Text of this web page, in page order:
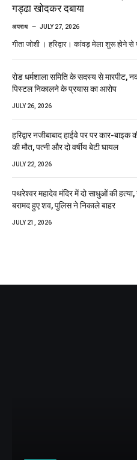
गड्ढा खोदकर दबाया
अपराध JULY 27, 2026
गीता जोशी । हरिद्वार। कांवड़ मेला शुरू
रोड धर्मशाला समिति के सदस्य से मारपीट,
पिस्टल निकालने के प्रयास का आरोप
JULY 26, 2026
हरिद्वार नजीबाबाद हाईवे पर पर कार-
की मौत, पत्नी और दो वर्षीय बेटी घायल
JULY 22, 2026
पथरेश्वर महादेव मंदिर में दो साधुओं की
बरामद हुए शव, पुलिस ने निकाले बाहर
JULY 21, 2026